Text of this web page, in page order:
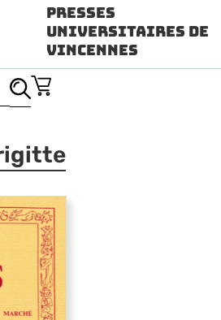
Presses
Universitaires de
Vincennes